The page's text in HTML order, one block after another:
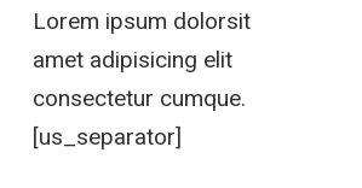
Lorem ipsum dolorsit
amet adipisicing elit
consectetur cumque.
[us_separator]